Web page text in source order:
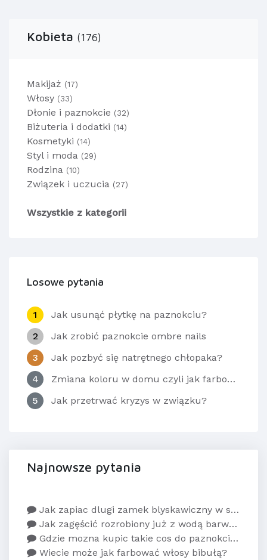
Kobieta (176)
Makijaż (17)
Włosy (33)
Dłonie i paznokcie (32)
Biżuteria i dodatki (14)
Kosmetyki (14)
Styl i moda (29)
Rodzina (10)
Związek i uczucia (27)
Wszystkie z kategorii
Losowe pytania
1
Jak usunąć płytkę na paznokciu?
2
Jak zrobić paznokcie ombre nails
3
Jak pozbyć się natrętnego chłopaka?
4
Zmiana koloru w domu czyli jak farbować włosy szamponetką?
5
Jak przetrwać kryzys w związku?
Najnowsze pytania
Jak zapiac dlugi zamek blyskawiczny w sukience
Jak zagęścić rozrobiony już z wodą barwnik do t...
Gdzie mozna kupic takie cos do paznokci co robi...
Wiecie może jak farbować włosy bibułą?